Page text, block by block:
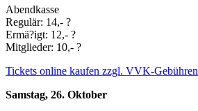
Abendkasse
Regulär: 14,- ?
Ermä?igt: 12,- ?
Mitglieder: 10,- ?
Tickets online kaufen zzgl. VVK-Gebühren
Samstag, 26. Oktober